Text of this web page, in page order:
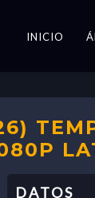
INICIO